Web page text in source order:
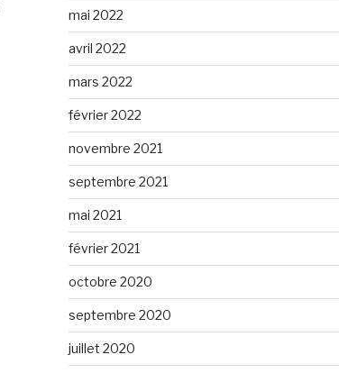
mai 2022
avril 2022
mars 2022
février 2022
novembre 2021
septembre 2021
mai 2021
février 2021
octobre 2020
septembre 2020
juillet 2020